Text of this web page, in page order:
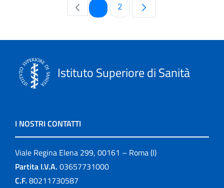
PaginaPagina
2
Istituto Superiore di Sanità
I NOSTRI CONTATTI
Viale Regina Elena 299, 00161 – Roma (I)
Partita I.V.A. 03657731000
C.F. 80211730587